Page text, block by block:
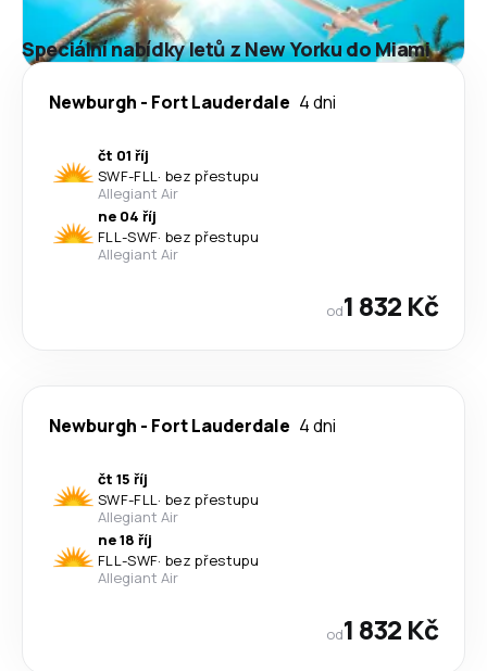
Speciální nabídky letů z New Yorku do Miami
Newburgh - Fort Lauderdale 4 dni
čt 01 říj
SWF-FLL· bez přestupu
Allegiant Air
ne 04 říj
FLL-SWF· bez přestupu
Allegiant Air
od1 832 Kč
Newburgh - Fort Lauderdale 4 dni
čt 15 říj
SWF-FLL· bez přestupu
Allegiant Air
ne 18 říj
FLL-SWF· bez přestupu
Allegiant Air
od1 832 Kč